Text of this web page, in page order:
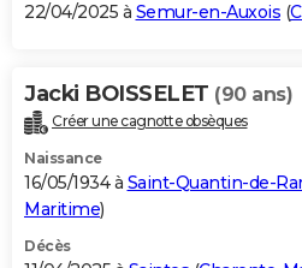
22/04/2025 à Semur-en-Auxois (
Jacki BOISSELET (90 ans)
Créer une cagnotte obsèques
Naissance
16/05/1934 à Saint-Quantin-de-
Maritime)
Décès